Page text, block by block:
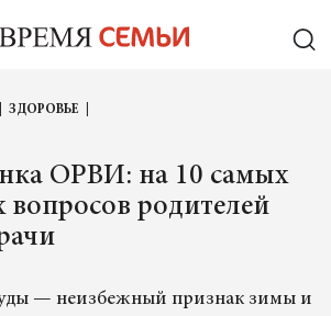
ЗДОРОВЬЕ
ОРВИ: на 10 самых
родителей
— неизбежный признак зимы и